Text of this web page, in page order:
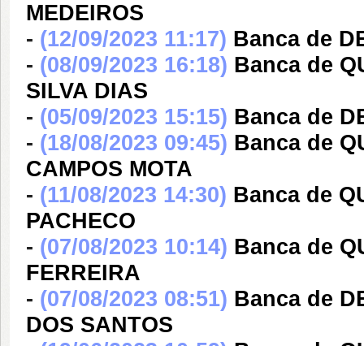
MEDEIROS
- (12/09/2023 11:17) Banca de
- (08/09/2023 16:18) Banca de
SILVA DIAS
- (05/09/2023 15:15) Banca de
- (18/08/2023 09:45) Banca de
CAMPOS MOTA
- (11/08/2023 14:30) Banca de
PACHECO
- (07/08/2023 10:14) Banca de
FERREIRA
- (07/08/2023 08:51) Banca de
DOS SANTOS